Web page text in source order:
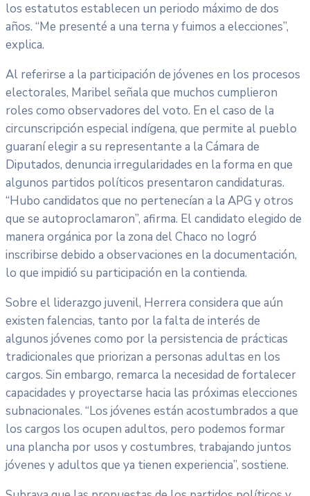
los estatutos establecen un periodo máximo de dos
años. “Me presenté a una terna y fuimos a elecciones”,
explica.
Al referirse a la participación de jóvenes en los procesos
electorales, Maribel señala que muchos cumplieron
roles como observadores del voto. En el caso de la
circunscripción especial indígena, que permite al pueblo
guaraní elegir a su representante a la Cámara de
Diputados, denuncia irregularidades en la forma en que
algunos partidos políticos presentaron candidaturas.
“Hubo candidatos que no pertenecían a la APG y otros
que se autoproclamaron”, afirma. El candidato elegido de
manera orgánica por la zona del Chaco no logró
inscribirse debido a observaciones en la documentación,
lo que impidió su participación en la contienda.
Sobre el liderazgo juvenil, Herrera considera que aún
existen falencias, tanto por la falta de interés de
algunos jóvenes como por la persistencia de prácticas
tradicionales que priorizan a personas adultas en los
cargos. Sin embargo, remarca la necesidad de fortalecer
capacidades y proyectarse hacia las próximas elecciones
subnacionales. “Los jóvenes están acostumbrados a que
los cargos los ocupen adultos, pero podemos formar
una plancha por usos y costumbres, trabajando juntos
jóvenes y adultos que ya tienen experiencia”, sostiene.